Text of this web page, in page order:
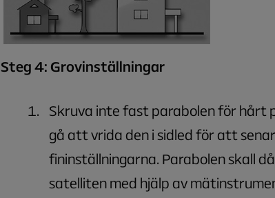
Steg 4: Grovinställningar
Skruva inte fast parabolen för hårt
gå att vrida den i sidled för att
fininställningarna. Parabolen skall
satelliten med hjälp av